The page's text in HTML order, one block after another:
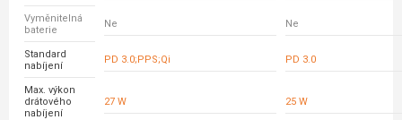
Vyměnitelná
baterie
Ne Ne
Standard
nabíjení
PD 3.0;PPS;Qi PD 3.0
Max. výkon
drátového
nabíjení
27 W 25 W